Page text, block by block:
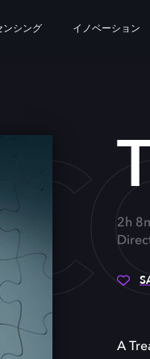
ンシング イノベーション
2h
A